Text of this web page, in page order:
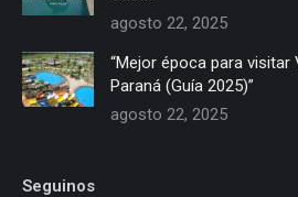
agosto 22, 2025
“Mejor época para visitar
Paraná (Guía 2025)”
agosto 22, 2025
Seguinos